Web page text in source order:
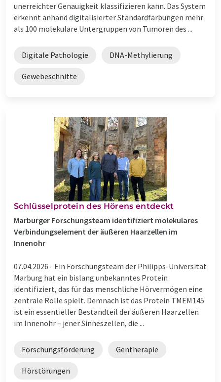
unerreichter Genauigkeit klassifizieren kann. Das System
erkennt anhand digitalisierter Standardfärbungen mehr
als 100 molekulare Untergruppen von Tumoren des ...
Digitale Pathologie DNA-Methylierung
Gewebeschnitte
Schlüsselprotein des Hörens entdeckt
Marburger Forschungsteam identifiziert molekulares
Verbindungselement der äußeren Haarzellen im
Innenohr
07.04.2026 - Ein Forschungsteam der Philipps-Universität
Marburg hat ein bislang unbekanntes Protein
identifiziert, das für das menschliche Hörvermögen eine
zentrale Rolle spielt. Demnach ist das Protein TMEM145
ist ein essentieller Bestandteil der äußeren Haarzellen
im Innenohr – jener Sinneszellen, die ...
Forschungsförderung Gentherapie
Hörstörungen